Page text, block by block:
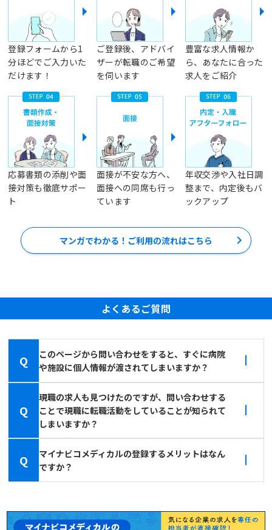
登録フォームから1
分ほどでご入力いた
だけます！
ご登録後、アドバイ
ザーが転職のご希望
を伺います
豊富な求人情報か
ら、あなたに合った
求人をご紹介
応募書類の添削や面
接対策も徹底サポー
ト
面接が不安な方へ、
面接への同席も行っ
ています
年収交渉や入社日調
整まで、内定後もバ
ックアップ
マンガでわかる！ご利用の流れはこちら
よくあるご質問
Q
このページから問い合わせをすると、すぐに病院
や施設に個人情報が渡されてしまいますか？
Q
現職の求人も見つけたのですが、問い合わせする
ことで現職に転職活動をしていることが知られて
しまいますか？
Q
マイナビコメディカルの登録するメリットはなん
ですか？